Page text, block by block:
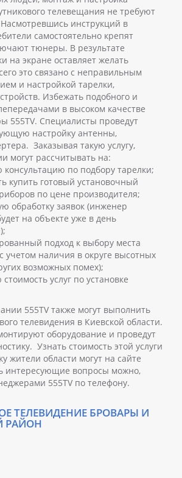
телевещания не требуют
инструкций в
самостоятельно крепят
тюнеры. В результате
на экране оставляет желать
это связано с неправильным
и настройкой тарелки,
Избежать подобного и
в высоком качестве
555TV. Специалисты проведут
настройку антенны,
Заказывая такую услугу,
могут рассчитывать на:
консультацию по подбору тарелки;
купить готовый установочный
по цене производителя;
обработку заявок (инженер
на объекте уже в день
подход к выбору места
учетом наличия в округе высотных
возможных помех);
услуг по установке
555TV также могут выполнить
телевидения в Киевской области.
оборудование и проведут
Узнать стоимость этой услуги
жители области могут на сайте
интересующие вопросы можно,
555TV по телефону.
ТЕЛЕВИДЕНИЕ БРОВАРЫ И
РАЙОН